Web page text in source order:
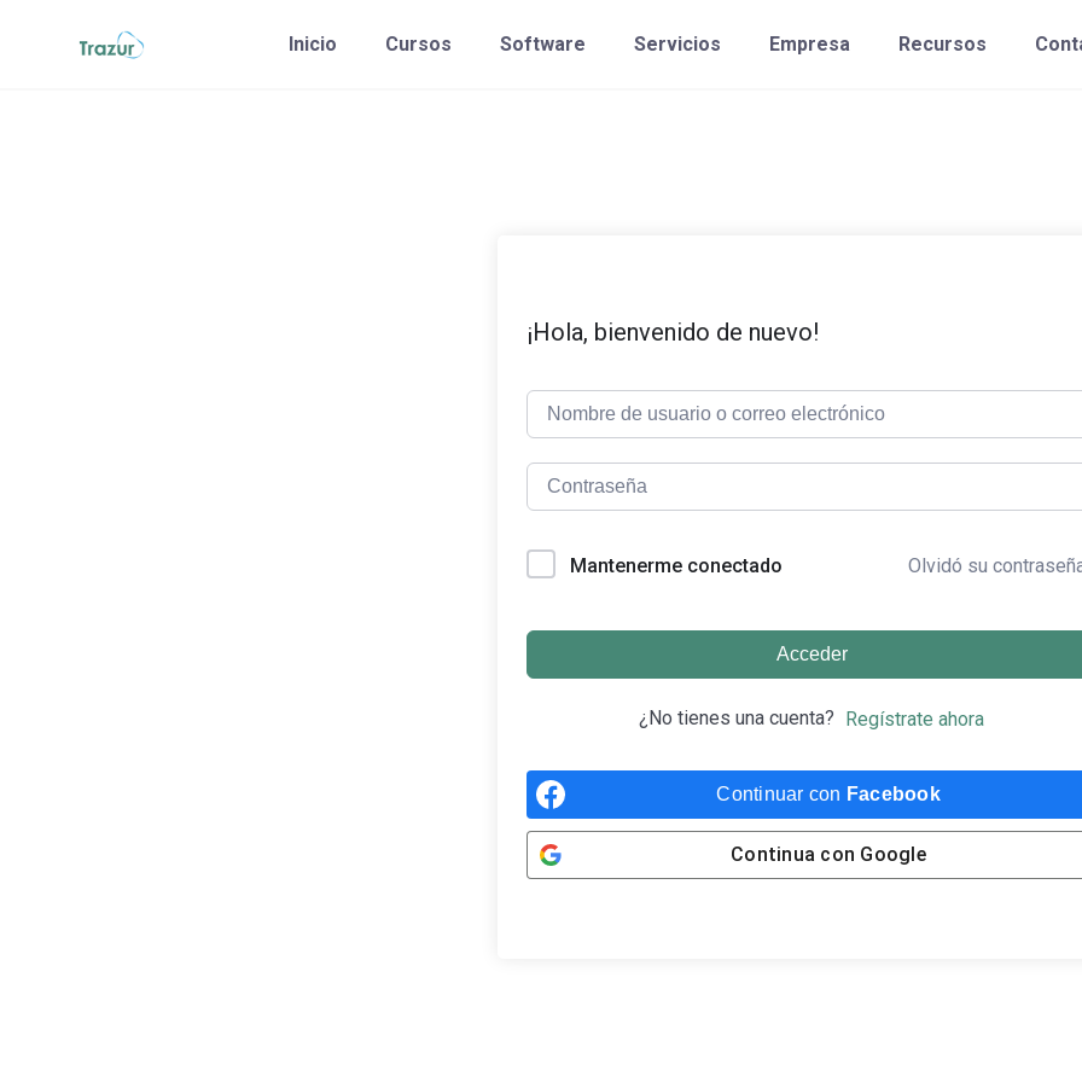
Inicio Cursos Software Servicios Empresa Recursos
¡Hola, bienvenido de nuevo!
Mantenerme conectado Olvidó su
Acceder
¿No tienes una cuenta? Regístrate ahora
Continuar con Facebook
Continua con Google